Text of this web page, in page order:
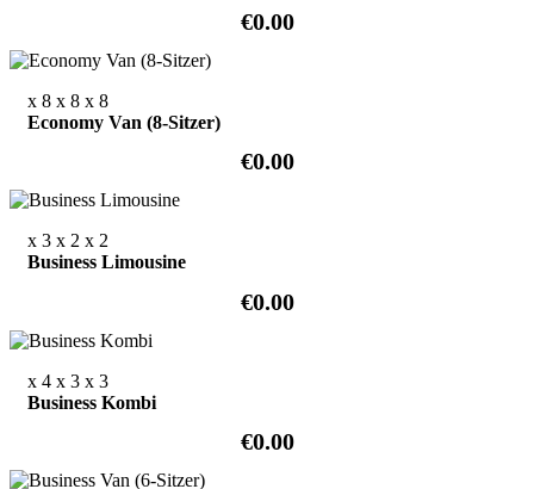
€0.00
x 8 x 8 x 8
Economy Van (8-Sitzer)
€0.00
x 3 x 2 x 2
Business Limousine
€0.00
x 4 x 3 x 3
Business Kombi
€0.00